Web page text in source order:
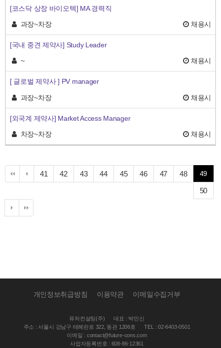
[코스닥 상장 바이오텍] MA 경력직
과장~차장
채용시
[국내 중견 제약사] Study Leader
~
채용시
[ 글로벌 제약사 ] PV manager
과장~차장
채용시
[외국계 제약사] Market Access Manager
차장~차장
채용시
41
이
42페
이
43페
이
44페
이
45페
이
46페
이
47페
이
48페
이
49
50페
이
개인정보취급방침 이용약관 이메일수집거부
퓨처컨설팅(주)
대표 : 박민신
주소 : 서울시 강남구 테헤란로 322, 동관 1206호
TEL : 02-6403-0501
이메일 : contact@future-cons.com
사업자등록번호 : 608-86-12361